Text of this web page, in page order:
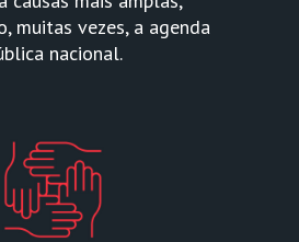
muitas vezes, a agenda
nacional.